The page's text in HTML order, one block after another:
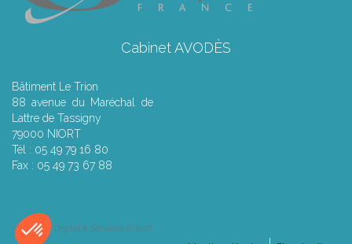
Cabinet AVODÈS
Bâtiment Le Trion
88 avenue du Maréchal de
Lattre de Tassigny
79000 NIORT
Tél : 05 49 79 16 80
Fax : 05 49 73 67 88
Septeo Digital & Services © 2016